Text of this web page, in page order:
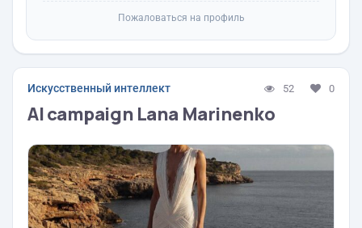
Пожаловаться на профиль
Искусственный интеллект 52 0
AI campaign Lana Marinenko